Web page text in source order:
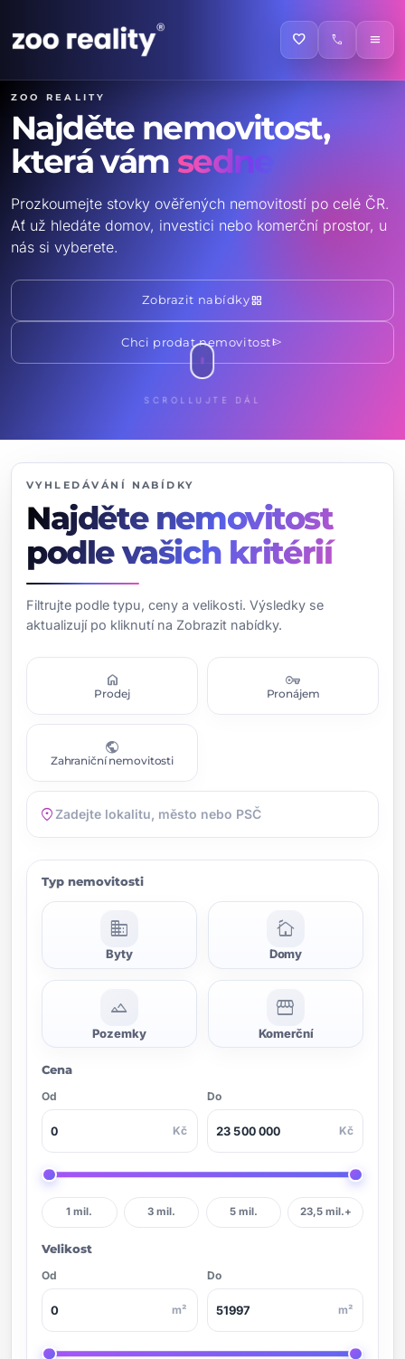
favorite call menu
ZOO reality
Najděte nemovitost,
která vám sedne
Prozkoumejte stovky ověřených nemovitostí po celé ČR.
Ať už hledáte domov, investici nebo komerční prostor, u
nás si vyberete.
Zobrazit nabídkygrid_view
Chci prodat nemovitostsend
SCROLLUJTE DÁL
VYHLEDÁVÁNÍ NABÍDKY
Najděte nemovitost
podle vašich kritérií
Filtrujte podle typu, ceny a velikosti. Výsledky se
aktualizují po kliknutí na Zobrazit nabídky.
home
Prodej
vpn_key
Pronájem
public
Zahraniční nemovitosti
location_on
Typ nemovitosti
domain
Byty
cottage
Domy
landscape
Pozemky
storefront
Komerční
Cena
Od
Kč
Do
Kč
1 mil. 3 mil. 5 mil. 23,5 mil.+
Velikost
Od
m²
Do
m²